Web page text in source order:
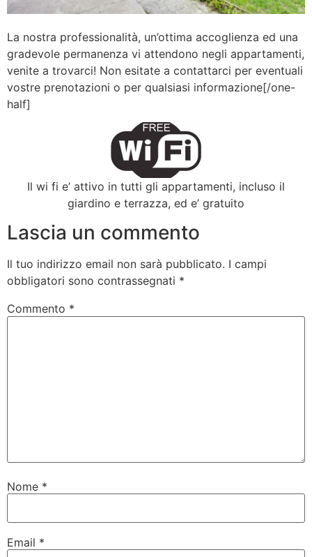
La nostra professionalità, un’ottima accoglienza ed una
gradevole permanenza vi attendono negli appartamenti,
venite a trovarci! Non esitate a contattarci per eventuali
vostre prenotazioni o per qualsiasi informazione[/one-
half]
Il wi fi e’ attivo in tutti gli appartamenti, incluso il
giardino e terrazza, ed e’ gratuito
Lascia un commento
Il tuo indirizzo email non sarà pubblicato. I campi
obbligatori sono contrassegnati *
Commento *
Nome *
Email *